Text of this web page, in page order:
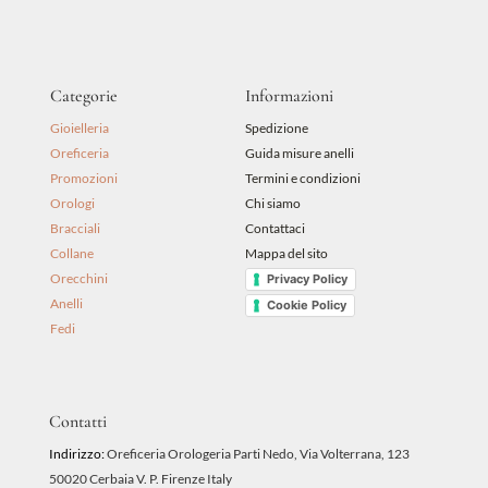
Categorie
Gioielleria
Oreficeria
Promozioni
Orologi
Bracciali
Collane
Orecchini
Anelli
Fedi
Informazioni
Spedizione
Guida misure anelli
Termini e condizioni
Chi siamo
Contattaci
Mappa del sito
Privacy Policy
Cookie Policy
Contatti
Indirizzo:Oreficeria Orologeria Parti Nedo, Via Volterrana, 123
50020 Cerbaia V. P. Firenze Italy